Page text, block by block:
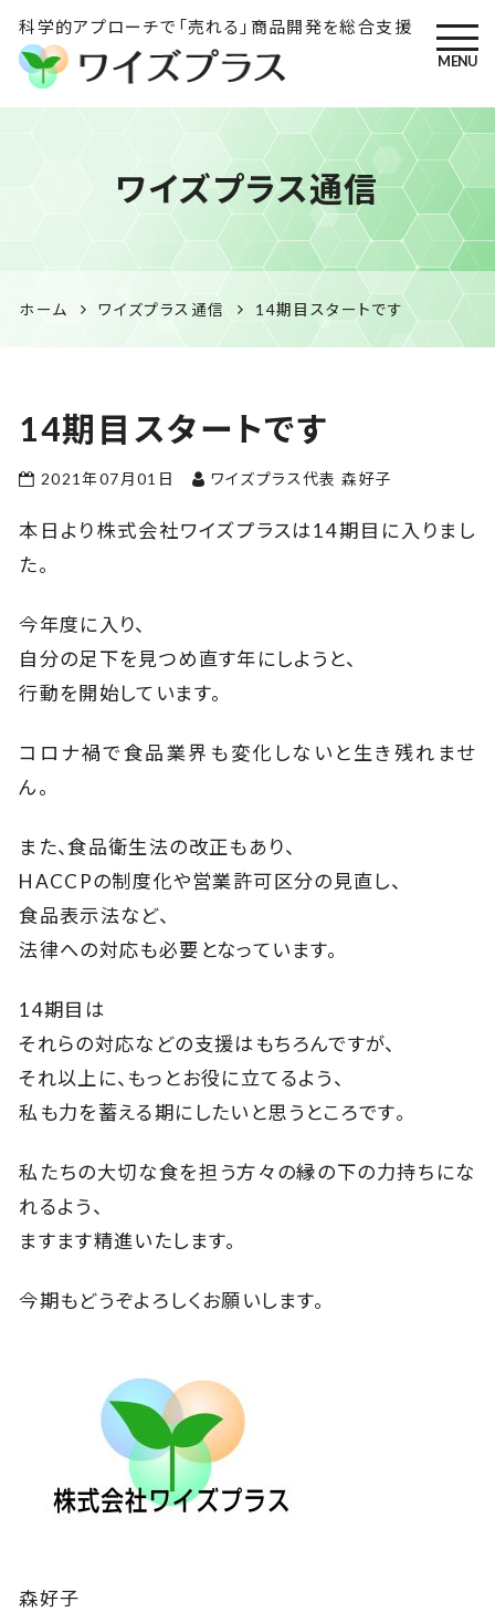
科学的アプローチで「売れる」商品開発を総合支援
ワイズプラス｜鹿児島の特産
品開発・HACCP衛生管理・食
品表示の専門コンサル
MENU
ワイズプラス通信
ホーム ワイズプラス通信 14期目スタートです
14期目スタートです
2021年07月01日 ワイズプラス代表 森好子
本日より株式会社ワイズプラスは14期目に入りまし
た。
今年度に入り、
自分の足下を見つめ直す年にしようと、
行動を開始しています。
コロナ禍で食品業界も変化しないと生き残れませ
ん。
また、食品衛生法の改正もあり、
HACCPの制度化や営業許可区分の見直し、
食品表示法など、
法律への対応も必要となっています。
14期目は
それらの対応などの支援はもちろんですが、
それ以上に、もっとお役に立てるよう、
私も力を蓄える期にしたいと思うところです。
私たちの大切な食を担う方々の縁の下の力持ちにな
れるよう、
ますます精進いたします。
今期もどうぞよろしくお願いします。
森好子